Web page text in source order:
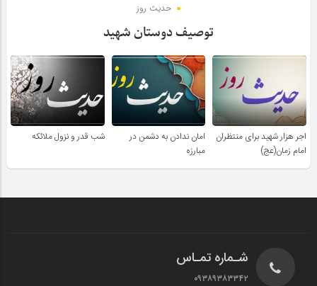
حدیث روز
توصیف دوستان شهید
اجر هزار شهید برای منتظران
امام زمان(عج)
امان ندادن به دشمن در
مبارزه
شب قدر و نزول ملائکه
شـماره تمـاس
۰۹۳۸۹۳۸۳۳۴۲